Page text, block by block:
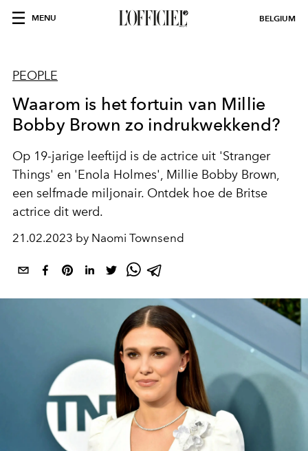
MENU BELGIUM
PEOPLE
Waarom is het fortuin van Millie
Bobby Brown zo indrukwekkend?
Op 19-jarige leeftijd is de actrice uit 'Stranger
Things' en 'Enola Holmes', Millie Bobby Brown,
een selfmade miljonair. Ontdek hoe de Britse
actrice dit werd.
21.02.2023 by Naomi Townsend